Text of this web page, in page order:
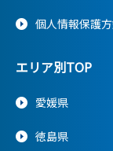
個人情報保護
エリア別TOP
愛媛県
徳島県